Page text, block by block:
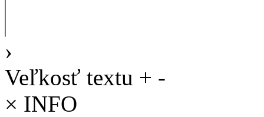
›
Veľkosť textu + -
× INFO